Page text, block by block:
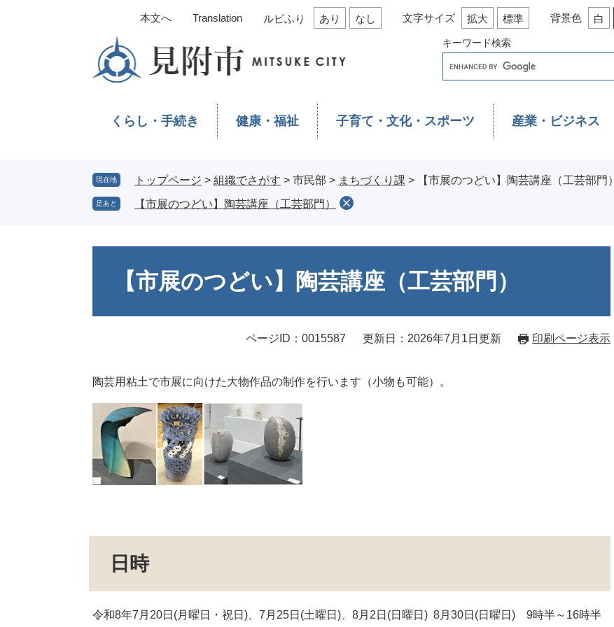
キーワード検索
本文へ Translation ルビふり あり なし 文字サイズ 拡大 標準 背景色 白
くらし・手続き 健康・福祉 子育て・文化・スポーツ 産業・ビジネス
現在地 トップページ > 組織でさがす > 市民部 > まちづくり課 > 【市展のつどい】陶芸講座（工芸部門）
足あと 【市展のつどい】陶芸講座（工芸部門）
【市展のつどい】陶芸講座（工芸部門）
ページID：0015587 更新日：2026年7月1日更新 印刷ページ表示
陶芸用粘土で市展に向けた大物作品の制作を行います（小物も可能）。
日時
令和8年7月20日(月曜日・祝日)、7月25日(土曜日)、8月2日(日曜日) 8月30日(日曜日) 9時半～16時半